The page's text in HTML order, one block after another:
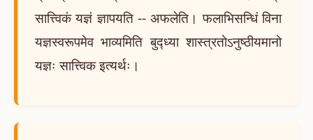
सात्त्विकं यज्ञं ज्ञापयति -- अफलेति। फलाभिसन्धिं विना
यज्ञस्वरूपमेव भाव्यमिति बुद्ध्या शास्त्रतोऽनुष्ठीयमानो
यज्ञः सात्त्विक इत्यर्थः।